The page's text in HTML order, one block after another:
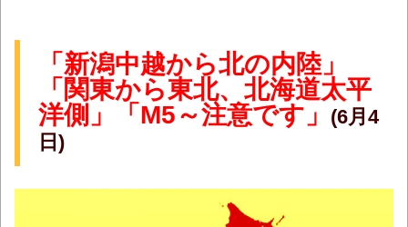
「新潟中越から北の内陸」
「関東から東北、北海道太平
洋側」「M5～注意です」
(6月4
日)